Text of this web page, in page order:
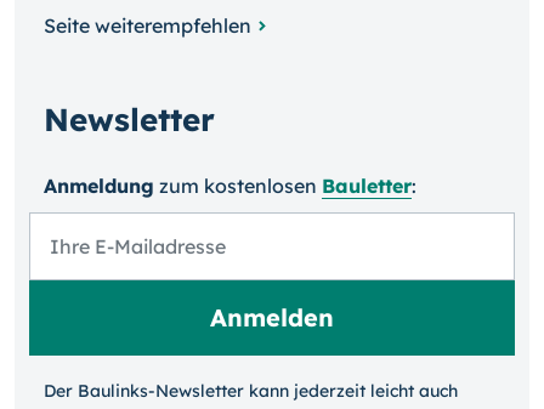
Seite weiterempfehlen
Newsletter
Anmeldung zum kosten­losen Bauletter:
Der Baulinks-Newsletter kann jeder­zeit leicht auch